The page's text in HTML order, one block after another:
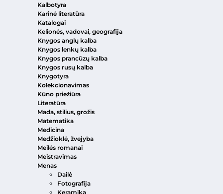
Kalbotyra
Karinė literatūra
Katalogai
Kelionės, vadovai, geografija
Knygos anglų kalba
Knygos lenkų kalba
Knygos prancūzų kalba
Knygos rusų kalba
Knygotyra
Kolekcionavimas
Kūno priežiūra
Literatūra
Mada, stilius, grožis
Matematika
Medicina
Medžioklė, žvejyba
Meilės romanai
Meistravimas
Menas
Dailė
Fotografija
Keramika